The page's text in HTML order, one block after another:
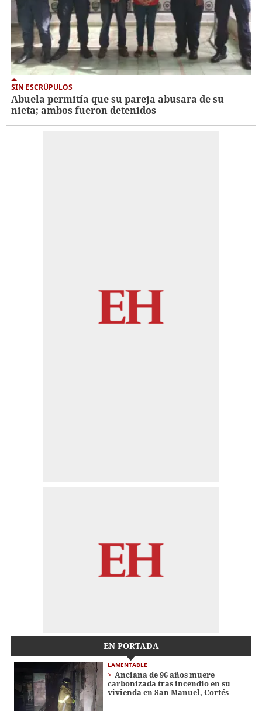
SIN ESCRÚPULOS
Abuela permitía que su pareja abusara de su
nieta; ambos fueron detenidos
EN PORTADA
LAMENTABLE
Anciana de 96 años muere
carbonizada tras incendio en su
vivienda en San Manuel, Cortés